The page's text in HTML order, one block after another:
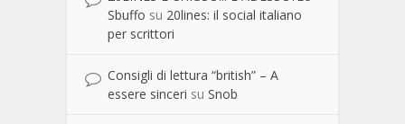
Sbuffo su 20lines: il social italiano
per scrittori
Consigli di lettura “british” – A
essere sinceri su Snob